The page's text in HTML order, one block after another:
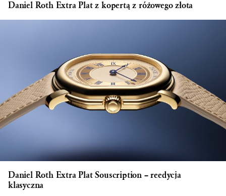
Daniel Roth Extra Plat z kopertą z różowego złota
Daniel Roth Extra Plat Souscription – reedycja
klasyczna